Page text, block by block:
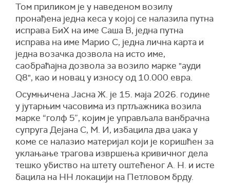
Том приликом је у наведеном возилу
пронађена једна кеса у којој се налазила путна
исправа БиХ на име Саша В, једна путна
исправа на име Марио С, једна лична карта и
једна возачка дозвола на исто име,
саобраћајна дозвола за возило марке "ауди
Q8", као и новац у износу од 10.000 евра.
Осумњичена Јасна Ж. је 15. маја 2026. године
у јутарњим часовима из пртљажника возила
марке “голф 5”, којим је управљала ванбрачна
супруга Дејана С, М. И, избацила два џака у
коме се налазио материјал који је коришћен за
уклањање трагова извршења кривичног дела
тешко убиство на штету оштећеног А. Н. и исте
бацила на НН локацији на Петловом брду.